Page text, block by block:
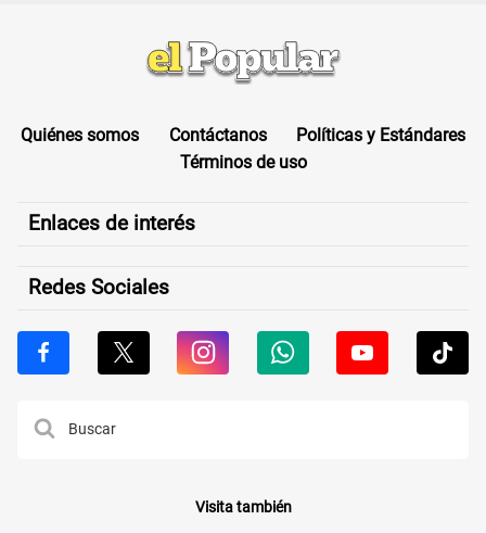
Quiénes somos Contáctanos
Políticas y Estándares
Términos de uso
Enlaces de interés
Redes Sociales
Visita también